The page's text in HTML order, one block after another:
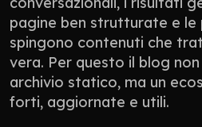
pagine ben strutturate e
spingono contenuti che
vera. Per questo il blog
archivio statico, ma un
forti, aggiornate e utili.